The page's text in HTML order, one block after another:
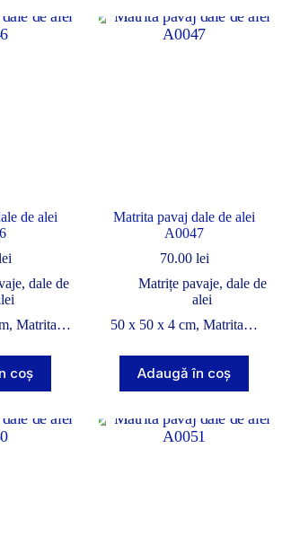
de alei
dale de
Matrita…
coș
Matrita pavaj dale de alei
A0047
70.00 lei
Matrițe pavaje, dale de
alei
50 x 50 x 4 cm, Matrita…
Adaugă în coș